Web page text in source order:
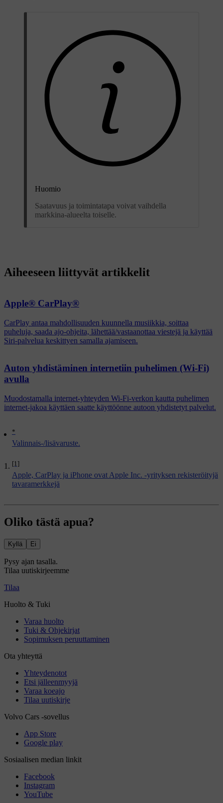
Huomio
Saatavuus ja toimintatapa voivat vaihdella
markkina-alueelta toiselle.
*
Valinnais-/lisävaruste.
[1]
Apple, CarPlay ja iPhone ovat Apple Inc. -yrityksen rekisteröityjä
tavaramerkkejä
Aiheeseen liittyvät artikkelit
Apple® CarPlay®
CarPlay antaa mahdollisuuden kuunnella musiikkia, soittaa
puheluja, saada ajo-ohjeita, lähettää/vastaanottaa viestejä ja käyttää
Siri-palvelua keskittyen samalla ajamiseen.
Auton yhdistäminen internetiin puhelimen (Wi-Fi)
avulla
Muodostamalla internet-yhteyden Wi-Fi-verkon kautta puhelimen
internet-jakoa käyttäen saatte käyttöönne autoon yhdistetyt palvelut.
Oliko tästä apua?
Kyllä Ei